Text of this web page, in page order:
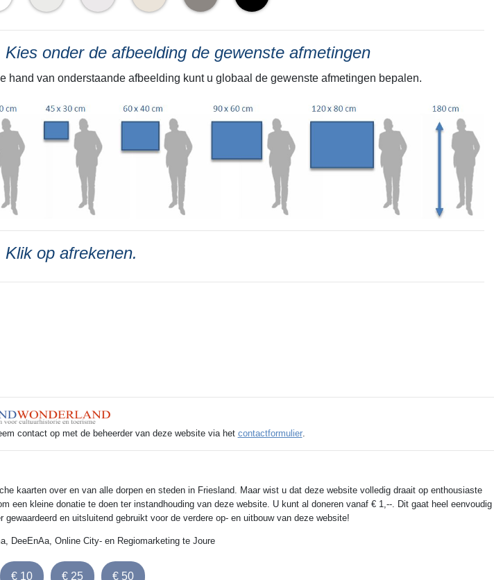
Kies onder de afbeelding de gewenste afmetingen
hand van onderstaande afbeelding kunt u globaal de gewenste afmetingen bepalen.
Klik op afrekenen.
contact op met de beheerder van deze website via het contactformulier.
kaarten over en van alle dorpen en steden in Friesland. Maar wist u dat deze website volledig draait op enthousiaste
een kleine donatie te doen ter instandhouding van deze website. U kunt al doneren vanaf € 1,--. Dit gaat heel eenvoudig
en uitsluitend gebruikt voor de verdere op- en uitbouw van deze website!
DeeEnAa, Online City- en Regiomarketing te Joure